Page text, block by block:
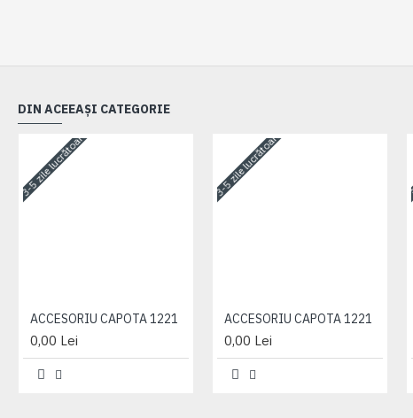
DIN ACEEAȘI CATEGORIE
3-5 zile lucrătoare
ACCESORIU CAPOTA 1221
0,00 Lei
3-5 zile lucrătoare
ACCESORIU CAPOTA 1221
0,00 Lei